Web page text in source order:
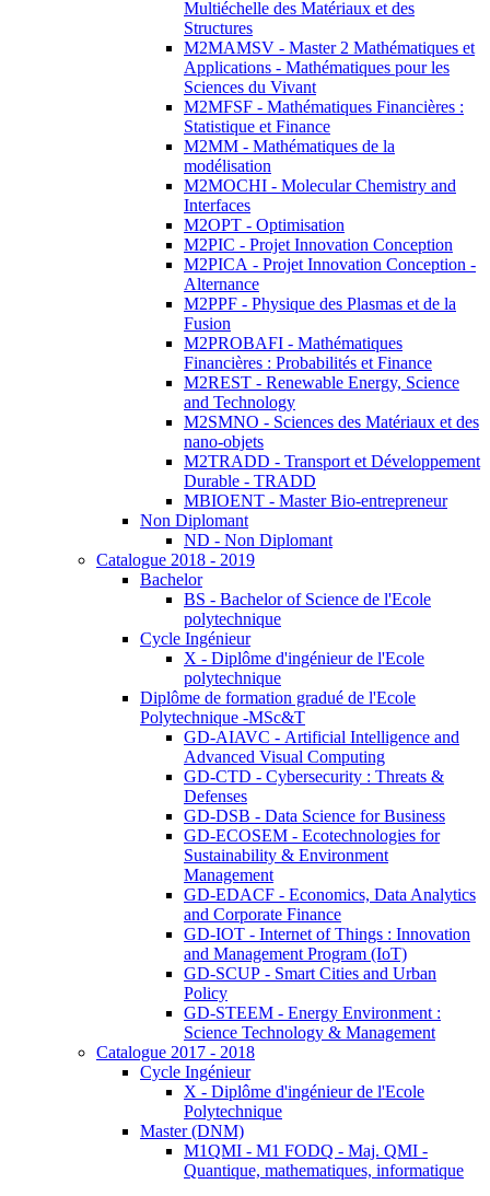
Multiéchelle des Matériaux et des
Structures
M2MAMSV - Master 2 Mathématiques et
Applications - Mathématiques pour les
Sciences du Vivant
M2MFSF - Mathématiques Financières :
Statistique et Finance
M2MM - Mathématiques de la
modélisation
M2MOCHI - Molecular Chemistry and
Interfaces
M2OPT - Optimisation
M2PIC - Projet Innovation Conception
M2PICA - Projet Innovation Conception -
Alternance
M2PPF - Physique des Plasmas et de la
Fusion
M2PROBAFI - Mathématiques
Financières : Probabilités et Finance
M2REST - Renewable Energy, Science
and Technology
M2SMNO - Sciences des Matériaux et des
nano-objets
M2TRADD - Transport et Développement
Durable - TRADD
MBIOENT - Master Bio-entrepreneur
Non Diplomant
ND - Non Diplomant
Catalogue 2018 - 2019
Bachelor
BS - Bachelor of Science de l'Ecole
polytechnique
Cycle Ingénieur
X - Diplôme d'ingénieur de l'Ecole
polytechnique
Diplôme de formation gradué de l'Ecole
Polytechnique -MSc&T
GD-AIAVC - Artificial Intelligence and
Advanced Visual Computing
GD-CTD - Cybersecurity : Threats &
Defenses
GD-DSB - Data Science for Business
GD-ECOSEM - Ecotechnologies for
Sustainability & Environment
Management
GD-EDACF - Economics, Data Analytics
and Corporate Finance
GD-IOT - Internet of Things : Innovation
and Management Program (IoT)
GD-SCUP - Smart Cities and Urban
Policy
GD-STEEM - Energy Environment :
Science Technology & Management
Catalogue 2017 - 2018
Cycle Ingénieur
X - Diplôme d'ingénieur de l'Ecole
Polytechnique
Master (DNM)
M1QMI - M1 FODQ - Maj. QMI -
Quantique, mathematiques, informatique